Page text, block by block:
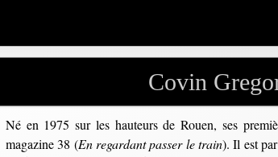
Covin
Né en 1975 sur les hauteurs de Rouen, ses
magazine 38 (En regardant passer le train). Il est